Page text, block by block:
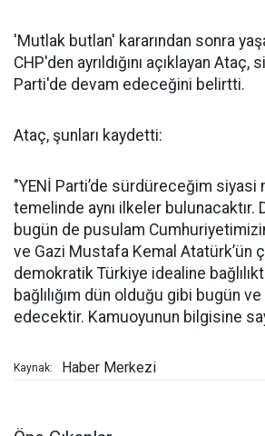
'Mutlak butlan' kararından sonra
CHP'den ayrıldığını açıklayan Ataç,
Parti'de devam edeceğini belirtti.
Ataç, şunları kaydetti:
"YENİ Parti’de sürdüreceğim siyasi
temelinde aynı ilkeler bulunacaktır.
bugün de pusulam
ve Gazi Mustafa Kemal Atatürk’ün
demokratik Türkiye idealine
bağlılığım dün olduğu gibi bugün
edecektir. Kamuoyunun bilgisine
Kaynak: Haber Merkezi